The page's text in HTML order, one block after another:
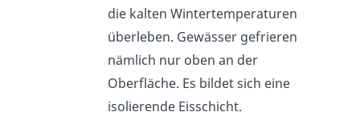
die kalten Wintertemperaturen
überleben. Gewässer gefrieren
nämlich nur oben an der
Oberfläche. Es bildet sich eine
isolierende Eisschicht.